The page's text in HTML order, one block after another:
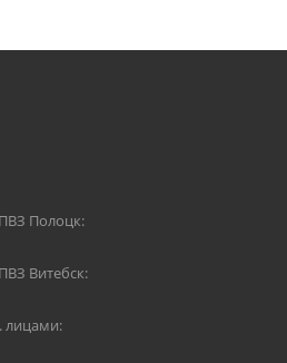
Полоцк:
Витебск:
лицами: